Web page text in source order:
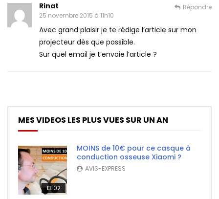
Rinat
25 novembre 2015 à 11h10
Avec grand plaisir je te rédige l’article sur mon
projecteur dès que possible.
Sur quel email je t’envoie l’article ?
Répondre
MES VIDEOS LES PLUS VUES SUR UN AN
13:02
MOINS de 10€ pour ce casque à
conduction osseuse Xiaomi ?
AVIS-EXPRESS